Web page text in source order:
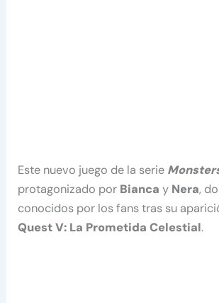
Este nuevo juego de la serie
protagonizado por Bianca y Nera,
conocidos por los fans tras su
Quest V: La Prometida Celestial.